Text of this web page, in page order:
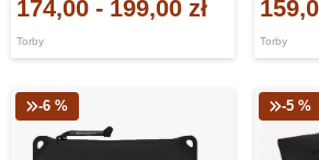
Torby
174,00 - 199,00 zł
Torby
-6 % -5 %